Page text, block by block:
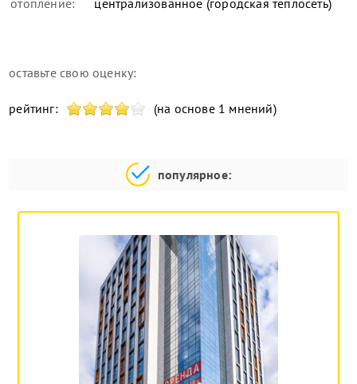
оставьте свою оценку:
рейтинг: (на основе 1 мнений)
популярное: